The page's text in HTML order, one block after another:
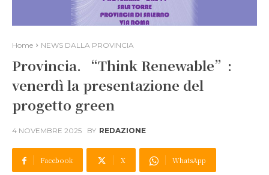
Home NEWS DALLA PROVINCIA
Provincia. “Think Renewable”:
venerdì la presentazione del
progetto green
4 NOVEMBRE 2025 BY REDAZIONE
Facebook X WhatsApp